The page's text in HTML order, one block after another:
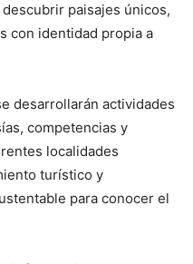
paisajes únicos,
con identidad propia a
desarrollarán actividades
competencias y
localidades
turístico y
para conocer el